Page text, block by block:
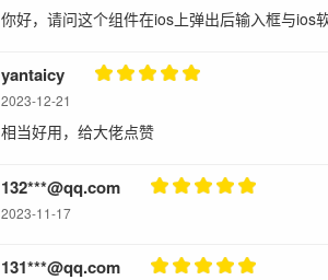
你好，请问这个组件在ios上弹出后输入框与ios
yantaicy
2023-12-21
相当好用，给大佬点赞
132***@qq.com
2023-11-17
131***@qq.com